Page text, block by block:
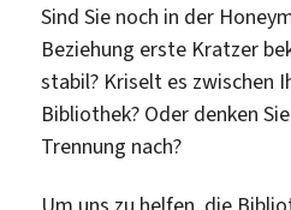
Sind Sie noch in der
Beziehung erste Kratzer
stabil? Kriselt es zwischen
Bibliothek? Oder denken
Trennung nach?